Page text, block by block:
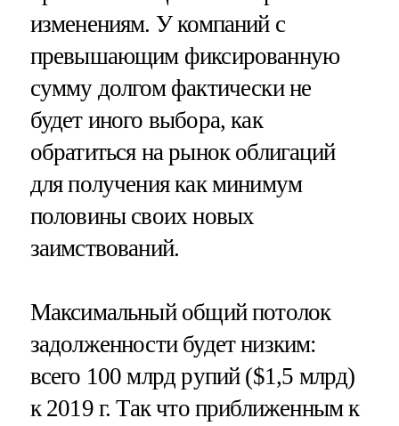
изменениям. У компаний с
превышающим фиксированную
сумму долгом фактически не
будет иного выбора, как
обратиться на рынок облигаций
для получения как минимум
половины своих новых
заимствований.
Максимальный общий потолок
задолженности будет низким:
всего 100 млрд рупий ($1,5 млрд)
к 2019 г. Так что приближенным к